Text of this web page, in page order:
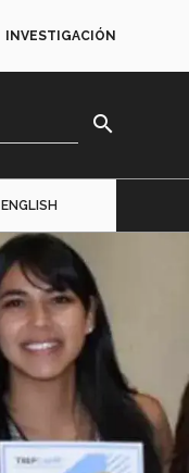
INVESTIGACIÓN
search
ENGLISH